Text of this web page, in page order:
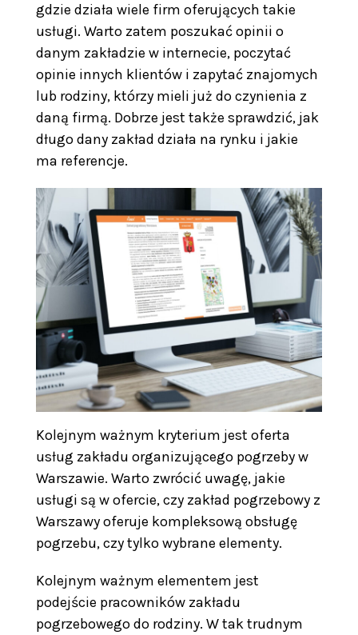
gdzie działa wiele firm oferujących takie
usługi. Warto zatem poszukać opinii o
danym zakładzie w internecie, poczytać
opinie innych klientów i zapytać znajomych
lub rodziny, którzy mieli już do czynienia z
daną firmą. Dobrze jest także sprawdzić, jak
długo dany zakład działa na rynku i jakie
ma referencje.
Kolejnym ważnym kryterium jest oferta
usług zakładu organizującego pogrzeby w
Warszawie. Warto zwrócić uwagę, jakie
usługi są w ofercie, czy zakład pogrzebowy z
Warszawy oferuje kompleksową obsługę
pogrzebu, czy tylko wybrane elementy.
Kolejnym ważnym elementem jest
podejście pracowników zakładu
pogrzebowego do rodziny. W tak trudnym